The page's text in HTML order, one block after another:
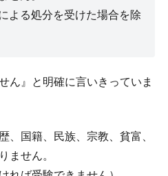
よる処分を受けた場合を除
ん』と明確に言いきっていま
、国籍、民族、宗教、貧富、
ません。